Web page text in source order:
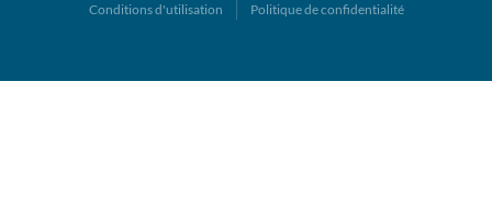
Conditions d'utilisation Politique de confidentialité